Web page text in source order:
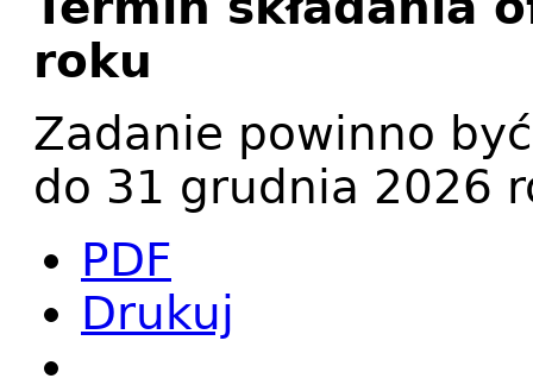
roku
Zadanie powinno
do 31 grudnia 2026
PDF
Drukuj